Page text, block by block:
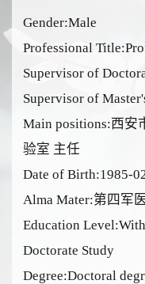
Gender:Male
Professional
Supervisor of
Supervisor of
Main positions:西安
验室 主任
Date of Birth:1985-
Alma Mater:第四军
Education
Doctorate Study
Degree:Doctoral